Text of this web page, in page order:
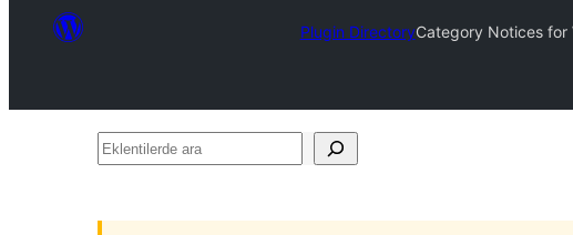
Plugin DirectoryCategory Notices for
Eklentilerde